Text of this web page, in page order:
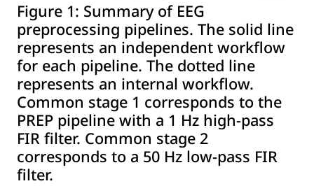
Figure 1: Summary of EEG
preprocessing pipelines. The solid line
represents an independent workflow
for each pipeline. The dotted line
represents an internal workflow.
Common stage 1 corresponds to the
PREP pipeline with a 1 Hz high-pass
FIR filter. Common stage 2
corresponds to a 50 Hz low-pass FIR
filter.